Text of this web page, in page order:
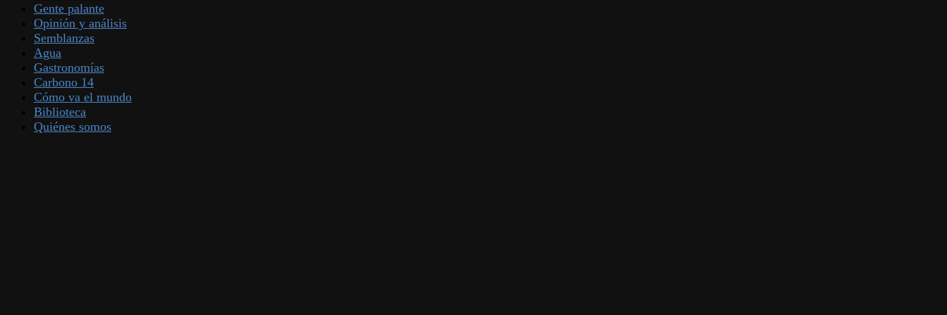
Gente palante
Opinión y análisis
Semblanzas
Agua
Gastronomías
Carbono 14
Cómo va el mundo
Biblioteca
Quiénes somos